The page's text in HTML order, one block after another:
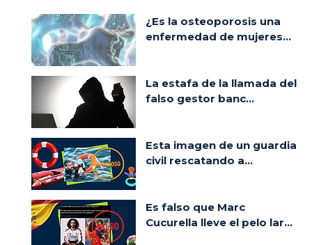
¿Es la osteoporosis una
enfermedad de mujeres...
La estafa de la llamada del
falso gestor banc...
Esta imagen de un guardia
civil rescatando a...
Es falso que Marc
Cucurella lleve el pelo lar...